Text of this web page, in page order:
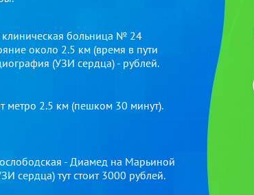
клиническая больница № 24
около 2.5 км (время в пути
(УЗИ сердца) - рублей.
метро 2.5 км (пешком 30 минут).
- Диамед на Марьиной
сердца) тут стоит 3000 рублей.